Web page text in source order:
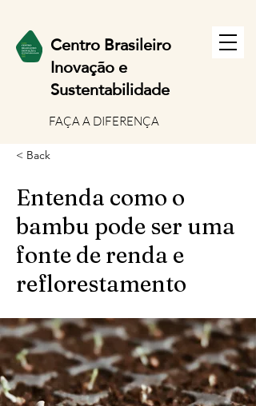
Centro Brasileiro
Inovação e
Sustentabilidade
FAÇA A DIFERENÇA
< Back
Entenda como o
bambu pode ser uma
fonte de renda e
reflorestamento